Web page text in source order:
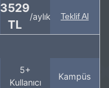
3529
TL
/aylık Teklif Al
5+
Kullanıcı
Kampüs